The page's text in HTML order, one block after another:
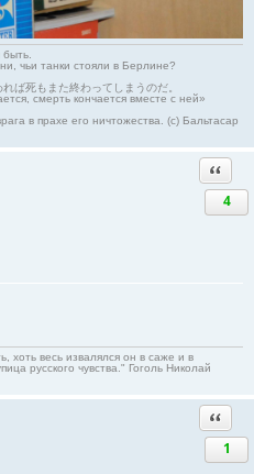
чьи танки стояли в Берлине?
ば死もまた終わってしまうのだ。
смерть кончается вместе с ней»
в прахе его ничтожества. (с) Бальтасар
4
хоть весь извалялся он в саже и в
русского чувства." Гоголь Николай
1